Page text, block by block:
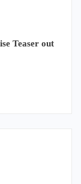
Teaser out